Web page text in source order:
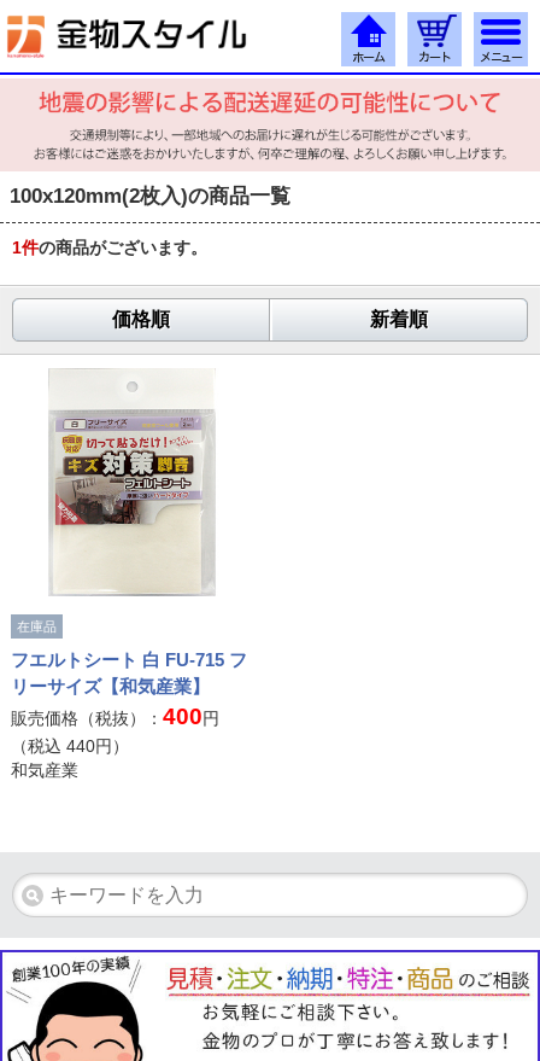
100x120mm(2枚入)の商品一覧
1件の商品がございます。
価格順 新着順
在庫品
フエルトシート 白 FU-715 フ
リーサイズ【和気産業】
販売価格（税抜）： 400円
（税込 440円）
和気産業